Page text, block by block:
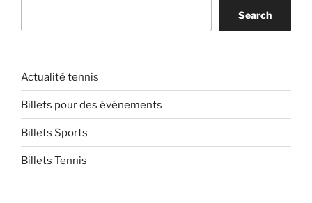
Search
Actualité tennis
Billets pour des événements
Billets Sports
Billets Tennis